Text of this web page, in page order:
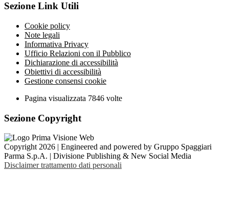
Sezione Link Utili
Cookie policy
Note legali
Informativa Privacy
Ufficio Relazioni con il Pubblico
Dichiarazione di accessibilità
Obiettivi di accessibilità
Gestione consensi cookie
Pagina visualizzata 7846 volte
Sezione Copyright
Copyright 2026 | Engineered and powered by Gruppo Spaggiari
Parma S.p.A. | Divisione Publishing & New Social Media
Disclaimer trattamento dati personali